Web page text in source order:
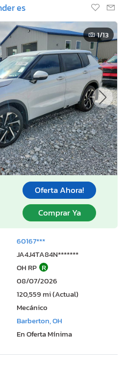
es
1/13
Oferta Ahora!
Comprar Ya
60167***
JA4J4TA84N*******
OH RP R
08/07/2026
120,559 mi (Actual)
Mecánico
Barberton, OH
En Oferta Mínima